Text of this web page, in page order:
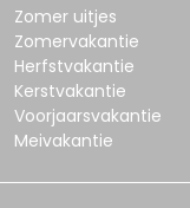
Zomer uitjes
Zomervakantie
Herfstvakantie
Kerstvakantie
Voorjaarsvakantie
Meivakantie